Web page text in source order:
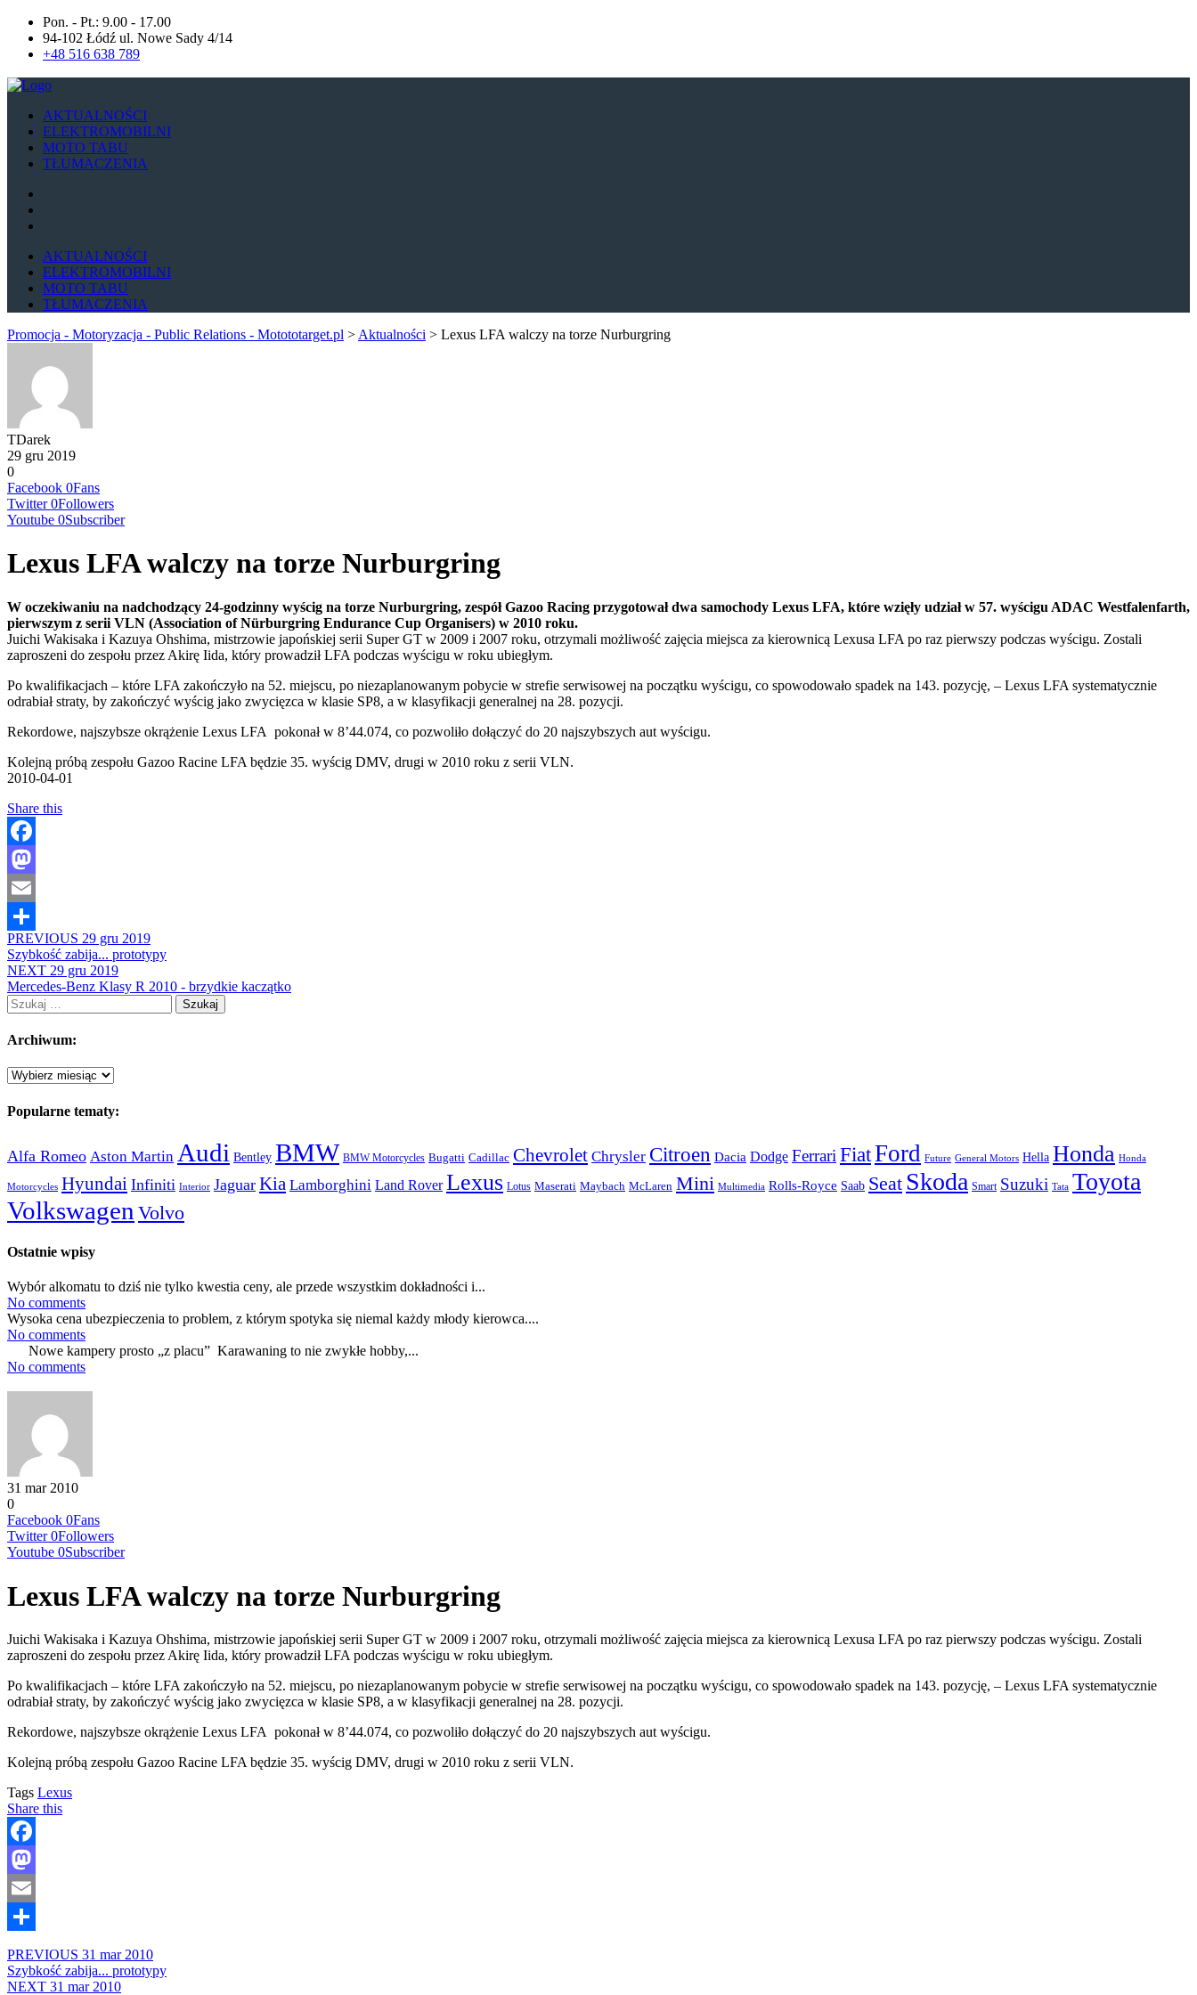
Pon. - Pt.: 9.00 - 17.00
94-102 Łódź ul. Nowe Sady 4/14
+48 516 638 789
AKTUALNOŚCI
ELEKTROMOBILNI
MOTO TABU
TŁUMACZENIA
AKTUALNOŚCI
ELEKTROMOBILNI
MOTO TABU
TŁUMACZENIA
Promocja - Motoryzacja - Public Relations - Motototarget.pl > Aktualności > Lexus LFA walczy na torze Nurburgring
TDarek
29 gru 2019
0
Facebook 0Fans
Twitter 0Followers
Youtube 0Subscriber
Lexus LFA walczy na torze Nurburgring
W oczekiwaniu na nadchodzący 24-godzinny wyścig na torze Nurburgring, zespół Gazoo Racing przygotował dwa samochody Lexus LFA, które wzięły udział w 57. wyścigu ADAC Westfalenfarth,
pierwszym z serii VLN (Association of Nürburgring Endurance Cup Organisers) w 2010 roku.
Juichi Wakisaka i Kazuya Ohshima, mistrzowie japońskiej serii Super GT w 2009 i 2007 roku, otrzymali możliwość zajęcia miejsca za kierownicą Lexusa LFA po raz pierwszy podczas wyścigu. Zostali
zaproszeni do zespołu przez Akirę Iida, który prowadził LFA podczas wyścigu w roku ubiegłym.
Po kwalifikacjach – które LFA zakończyło na 52. miejscu, po niezaplanowanym pobycie w strefie serwisowej na początku wyścigu, co spowodowało spadek na 143. pozycję, – Lexus LFA systematycznie
odrabiał straty, by zakończyć wyścig jako zwycięzca w klasie SP8, a w klasyfikacji generalnej na 28. pozycji.
Rekordowe, najszybsze okrążenie Lexus LFA pokonał w 8’44.074, co pozwoliło dołączyć do 20 najszybszych aut wyścigu.
Kolejną próbą zespołu Gazoo Racine LFA będzie 35. wyścig DMV, drugi w 2010 roku z serii VLN.
2010-04-01
Share this
Facebook
Mastodon
Email
Share
PREVIOUS 29 gru 2019
Szybkość zabija... prototypy
NEXT 29 gru 2019
Mercedes-Benz Klasy R 2010 - brzydkie kaczątko
Szukaj:
Archiwum:
Archiwum:
Popularne tematy:
Alfa Romeo Aston Martin Audi Bentley BMW BMW Motorcycles Bugatti Cadillac Chevrolet Chrysler Citroen Dacia Dodge Ferrari FiatFord Future General Motors Hella Honda Honda
Motorcycles Hyundai Infiniti Interior Jaguar Kia Lamborghini Land Rover Lexus Lotus Maserati Maybach McLaren Mini Multimedia Rolls-Royce Saab Seat Skoda Smart Suzuki Tata Toyota
Volkswagen Volvo
Ostatnie wpisy
Wybór alkomatu to dziś nie tylko kwestia ceny, ale przede wszystkim dokładności i...
No comments
Wysoka cena ubezpieczenia to problem, z którym spotyka się niemal każdy młody kierowca....
No comments
Nowe kampery prosto „z placu” Karawaning to nie zwykłe hobby,...
No comments
31 mar 2010
0
Facebook 0Fans
Twitter 0Followers
Youtube 0Subscriber
Lexus LFA walczy na torze Nurburgring
Juichi Wakisaka i Kazuya Ohshima, mistrzowie japońskiej serii Super GT w 2009 i 2007 roku, otrzymali możliwość zajęcia miejsca za kierownicą Lexusa LFA po raz pierwszy podczas wyścigu. Zostali
zaproszeni do zespołu przez Akirę Iida, który prowadził LFA podczas wyścigu w roku ubiegłym.
Po kwalifikacjach – które LFA zakończyło na 52. miejscu, po niezaplanowanym pobycie w strefie serwisowej na początku wyścigu, co spowodowało spadek na 143. pozycję, – Lexus LFA systematycznie
odrabiał straty, by zakończyć wyścig jako zwycięzca w klasie SP8, a w klasyfikacji generalnej na 28. pozycji.
Rekordowe, najszybsze okrążenie Lexus LFA pokonał w 8’44.074, co pozwoliło dołączyć do 20 najszybszych aut wyścigu.
Kolejną próbą zespołu Gazoo Racine LFA będzie 35. wyścig DMV, drugi w 2010 roku z serii VLN.
Tags Lexus
Share this
Facebook
Mastodon
Email
PREVIOUS 31 mar 2010
Szybkość zabija... prototypy
NEXT 31 mar 2010